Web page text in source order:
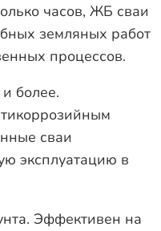
часов, ЖБ сваи
земляных работ
процессов.
более.
сваи
эксплуатацию в
Эффективен на